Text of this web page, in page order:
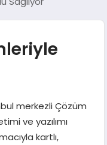
merkezli Çözüm
ve yazılımı
kartlı,